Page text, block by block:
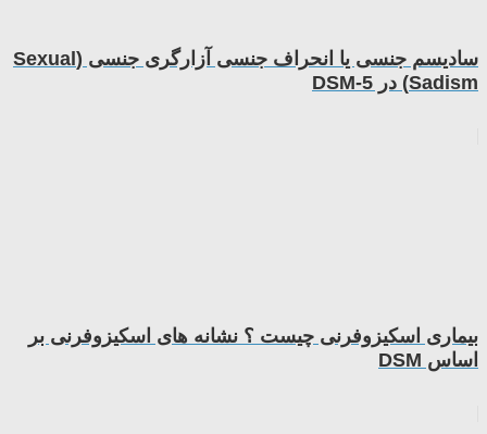
سادیسم جنسی یا انحراف جنسی آزارگری جنسی (Sexual
Sadism) در DSM-5
بیماری اسکیزوفرنی چیست ؟ نشانه های اسکیزوفرنی بر
اساس DSM